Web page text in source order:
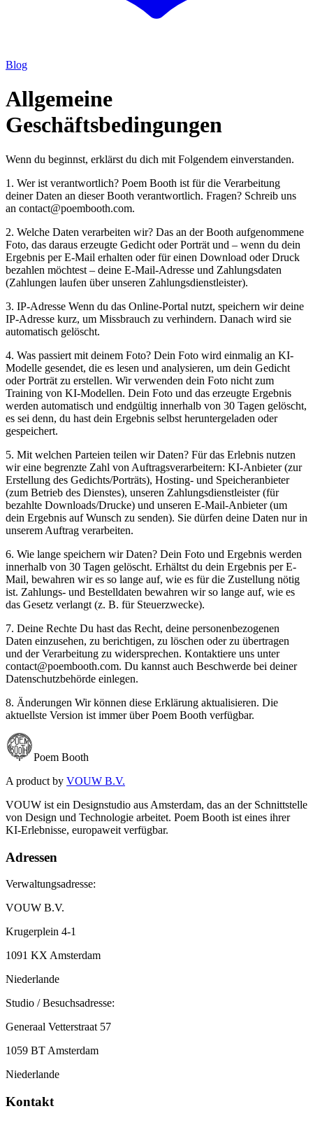
Blog
Allgemeine
Geschäftsbedingungen
Wenn du beginnst, erklärst du dich mit Folgendem einverstanden.
1. Wer ist verantwortlich? Poem Booth ist für die Verarbeitung
deiner Daten an dieser Booth verantwortlich. Fragen? Schreib uns
an contact@poembooth.com.
2. Welche Daten verarbeiten wir? Das an der Booth aufgenommene
Foto, das daraus erzeugte Gedicht oder Porträt und – wenn du dein
Ergebnis per E-Mail erhalten oder für einen Download oder Druck
bezahlen möchtest – deine E-Mail-Adresse und Zahlungsdaten
(Zahlungen laufen über unseren Zahlungsdienstleister).
3. IP-Adresse Wenn du das Online-Portal nutzt, speichern wir deine
IP-Adresse kurz, um Missbrauch zu verhindern. Danach wird sie
automatisch gelöscht.
4. Was passiert mit deinem Foto? Dein Foto wird einmalig an KI-
Modelle gesendet, die es lesen und analysieren, um dein Gedicht
oder Porträt zu erstellen. Wir verwenden dein Foto nicht zum
Training von KI-Modellen. Dein Foto und das erzeugte Ergebnis
werden automatisch und endgültig innerhalb von 30 Tagen gelöscht,
es sei denn, du hast dein Ergebnis selbst heruntergeladen oder
gespeichert.
5. Mit welchen Parteien teilen wir Daten? Für das Erlebnis nutzen
wir eine begrenzte Zahl von Auftragsverarbeitern: KI-Anbieter (zur
Erstellung des Gedichts/Porträts), Hosting- und Speicheranbieter
(zum Betrieb des Dienstes), unseren Zahlungsdienstleister (für
bezahlte Downloads/Drucke) und unseren E-Mail-Anbieter (um
dein Ergebnis auf Wunsch zu senden). Sie dürfen deine Daten nur in
unserem Auftrag verarbeiten.
6. Wie lange speichern wir Daten? Dein Foto und Ergebnis werden
innerhalb von 30 Tagen gelöscht. Erhältst du dein Ergebnis per E-
Mail, bewahren wir es so lange auf, wie es für die Zustellung nötig
ist. Zahlungs- und Bestelldaten bewahren wir so lange auf, wie es
das Gesetz verlangt (z. B. für Steuerzwecke).
7. Deine Rechte Du hast das Recht, deine personenbezogenen
Daten einzusehen, zu berichtigen, zu löschen oder zu übertragen
und der Verarbeitung zu widersprechen. Kontaktiere uns unter
contact@poembooth.com. Du kannst auch Beschwerde bei deiner
Datenschutzbehörde einlegen.
8. Änderungen Wir können diese Erklärung aktualisieren. Die
aktuellste Version ist immer über Poem Booth verfügbar.
Poem Booth
A product by VOUW B.V.
VOUW ist ein Designstudio aus Amsterdam, das an der Schnittstelle
von Design und Technologie arbeitet. Poem Booth ist eines ihrer
KI-Erlebnisse, europaweit verfügbar.
Adressen
Verwaltungsadresse:
VOUW B.V.
Krugerplein 4-1
1091 KX Amsterdam
Niederlande
Studio / Besuchsadresse:
Generaal Vetterstraat 57
1059 BT Amsterdam
Niederlande
Kontakt